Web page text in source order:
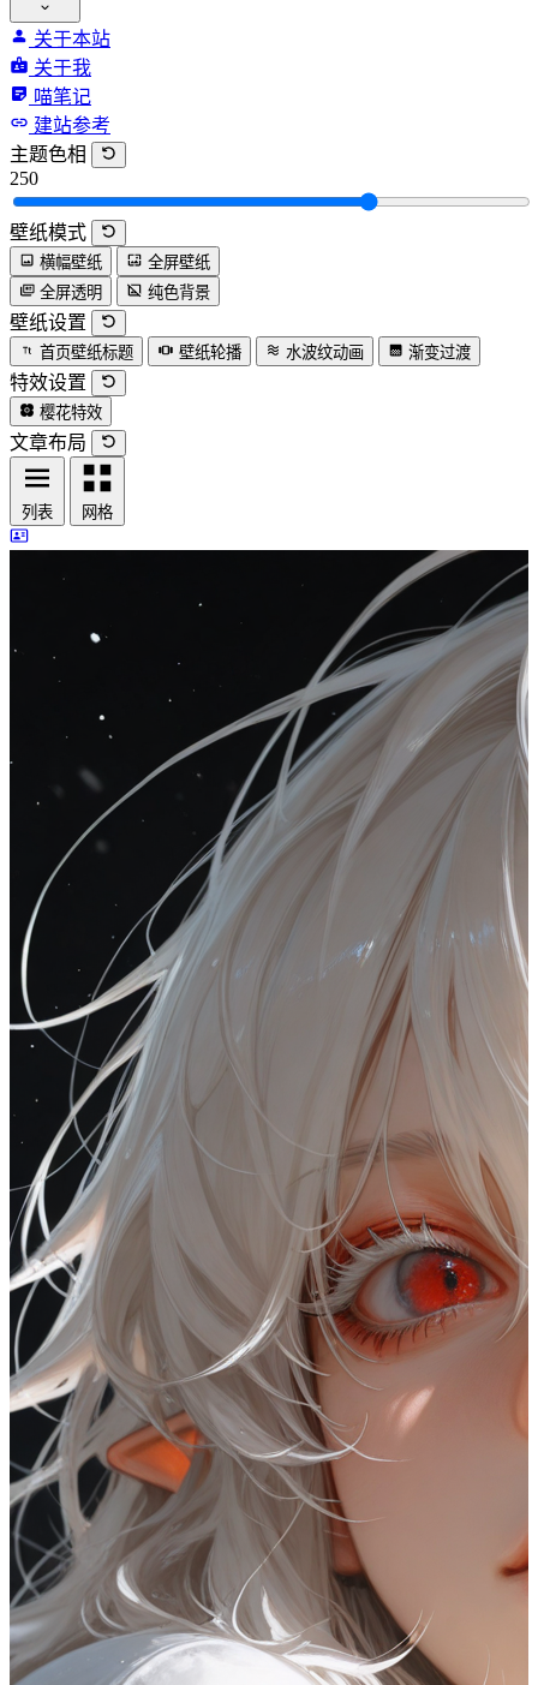
关于本站
关于我
喵笔记
建站参考
主题色相
250
壁纸模式
横幅壁纸
全屏壁纸
全屏透明
纯色背景
壁纸设置
首页壁纸标题 壁纸轮播 水波纹动画 渐变过渡
特效设置
樱花特效
文章布局
列表 网格